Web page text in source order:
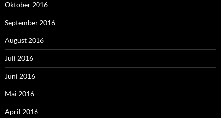
Oktober 2016
September 2016
August 2016
Juli 2016
Juni 2016
Mai 2016
April 2016